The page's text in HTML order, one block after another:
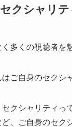
クシャリ
多くの視聴者を
ご自身のセクシ
セクシャリティっ
、ご自身のセク